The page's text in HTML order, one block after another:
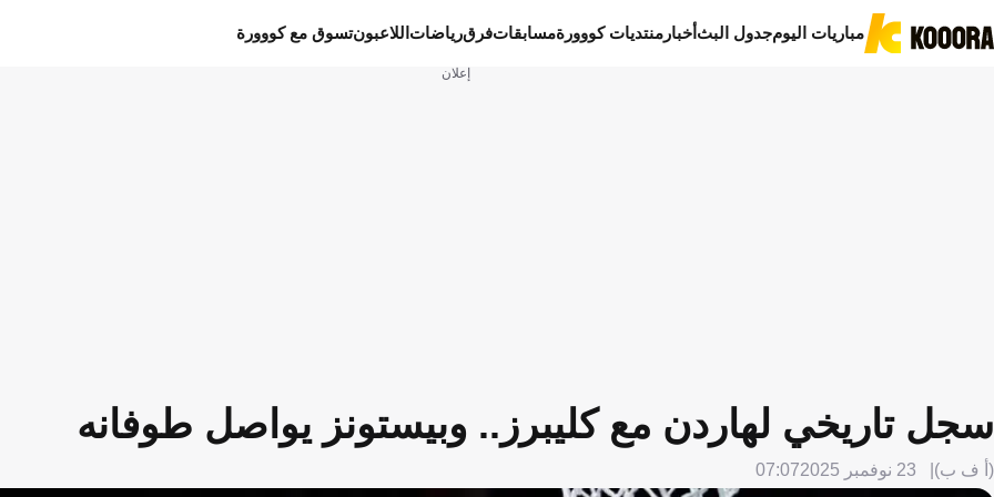
مباريات اليومجدول البثأخبار منتديات كووورةمسابقاتفرقرياضات اللاعبونتسوق مع كووورة
إعلان
سجل تاريخي لهاردن مع كليبرز.. وبيستونز يواصل طوفانه
(أ ف ب) 23 نوفمبر 2025 07:07